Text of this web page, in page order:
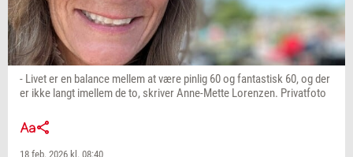
- Livet er en balance mellem at være pinlig 60 og fantastisk 60, og der
er ikke langt imellem de to, skriver Anne-Mette Lorenzen. Privatfoto
18 feb. 2026 kl. 08:40